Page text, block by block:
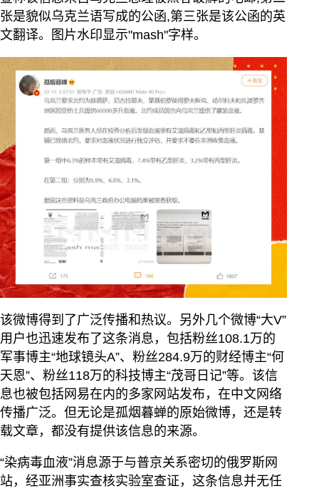
张是貌似乌克兰语写成的公函,第三张是该公函的英
文翻译。图片水印显示"mash"字样。
该微博得到了广泛传播和热议。另外几个微博“大V”
用户也迅速发布了这条消息，包括粉丝108.1万的
军事博主“地球镜头A”、粉丝284.9万的财经博主“何
天恩”、粉丝118万的科技博主“茂哥日记”等。该信
息也被包括网易在内的多家网站发布，在中文网络
传播广泛。但无论是孤烟暮蝉的原始微博，还是转
载文章，都没有提供该信息的来源。
“染病毒血液”消息源于与普京关系密切的俄罗斯网
站，经亚洲事实查核实验室查证，这条信息并无任